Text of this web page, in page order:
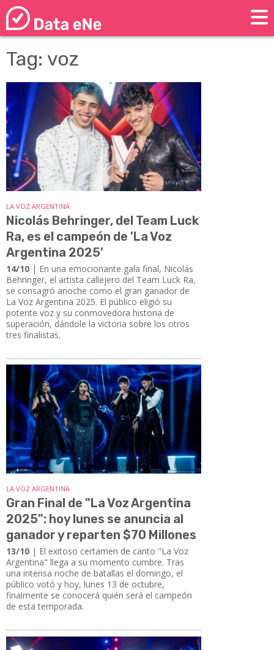
Tag: voz
LA VOZ ARGENTINA
Nicolás Behringer, del Team Luck
Ra, es el campeón de 'La Voz
Argentina 2025'
14/10 | En una emocionante gala final, Nicolás
Behringer, el artista callejero del Team Luck Ra,
se consagró anoche como el gran ganador de
La Voz Argentina 2025. El público eligió su
potente voz y su conmovedora historia de
superación, dándole la victoria sobre los otros
tres finalistas.
LA VOZ ARGENTINA
Gran Final de "La Voz Argentina
2025": hoy lunes se anuncia al
ganador y reparten $70 Millones
13/10 | El exitoso certamen de canto "La Voz
Argentina" llega a su momento cumbre. Tras
una intensa noche de batallas el domingo, el
público votó y hoy, lunes 13 de octubre,
finalmente se conocerá quién será el campeón
de esta temporada.